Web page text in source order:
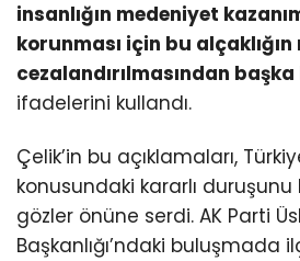
insanlığın medeniyet
korunması için bu
cezalandırılmasından
ifadelerini kullandı.
Çelik’in bu açıklamaları,
konusundaki kararlı
gözler önüne serdi. AK Parti
Başkanlığı’ndaki buluşmada